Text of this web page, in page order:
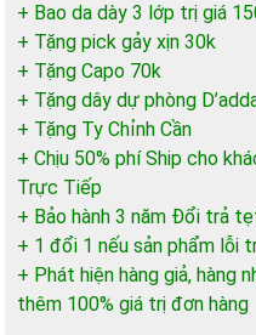
+ Bao da dày 3 lớp trị giá
+ Tặng pick gảy xịn 30k
+ Tặng Capo 70k
+ Tặng dây dự phòng
+ Tặng Ty Chỉnh Cần
+ Chịu 50% phí Ship cho
Trực Tiếp
+ Bảo hành 3 năm Đổi trả
+ 1 đổi 1 nếu sản phẩm lỗi
+ Phát hiện hàng giả, hàng
thêm 100% giá trị đơn hàng